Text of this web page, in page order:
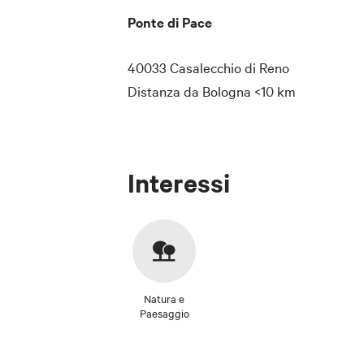
Ponte di Pace
40033 Casalecchio di Reno
Distanza da Bologna <10 km
Interessi
Natura e
Paesaggio